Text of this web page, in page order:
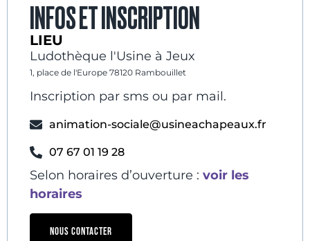
INFOS ET INSCRIPTION
LIEU
Ludothèque l'Usine à Jeux
1, place de l'Europe 78120 Rambouillet
Inscription par sms ou par mail.
animation-sociale@usineachapeaux.fr
07 67 01 19 28
Selon horaires d’ouverture : voir les
horaires
NOUS CONTACTER